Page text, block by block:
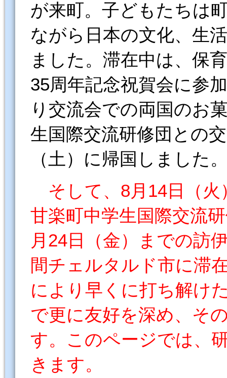
が来町。子どもたちは
ながら日本の文化、生
ました。滞在中は、保
35周年記念祝賀会に参
り交流会での両国のお
生国際交流研修団との
（土）に帰国しました
そして、8月14日（火
甘楽町中学生国際交流
月24日（金）までの訪
間チェルタルド市に滞
により早くに打ち解け
で更に友好を深め、そ
す。このページでは、
きます。